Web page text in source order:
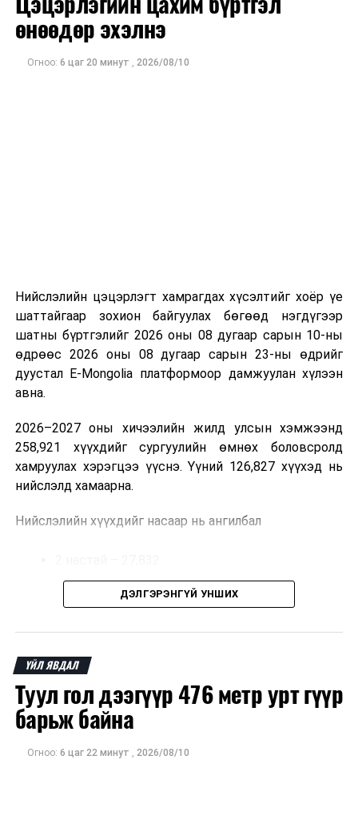
өнөөдөр эхэлнэ
Огноо: 6 цаг 20 минут , 2026/08/10
Нийслэлийн цэцэрлэгт хамрагдах хүсэлтийг хоёр үе
шаттайгаар зохион байгуулах бөгөөд нэгдүгээр
шатны бүртгэлийг 2026 оны 08 дугаар сарын 10-ны
өдрөөс 2026 оны 08 дугаар сарын 23-ны өдрийг
дуустал E-Mongolia платформоор дамжуулан хүлээн
авна.
2026–2027 оны хичээлийн жилд улсын хэмжээнд
258,921 хүүхдийг сургуулийн өмнөх боловсролд
хамруулах хэрэгцээ үүснэ. Үүний 126,827 хүүхэд нь
нийслэлд хамаарна.
Нийслэлийн хүүхдийг насаар нь ангилбал
3 настай – 31,303
Иргэд хүүхдээ цэцэрлэгт хамруулах үйлчилгээг
авахдаа дараах зүйлсийг анхаарна уу.
Өөрийн болон хүүхдийнхээ хаягийн бүртгэл,
ДЭЛГЭРЭНГҮЙ УНШИХ
ҮЙЛ ЯВДАЛ
Туул гол дээгүүр 476 метр урт гүүр
барьж байна
Огноо: 6 цаг 22 минут , 2026/08/10